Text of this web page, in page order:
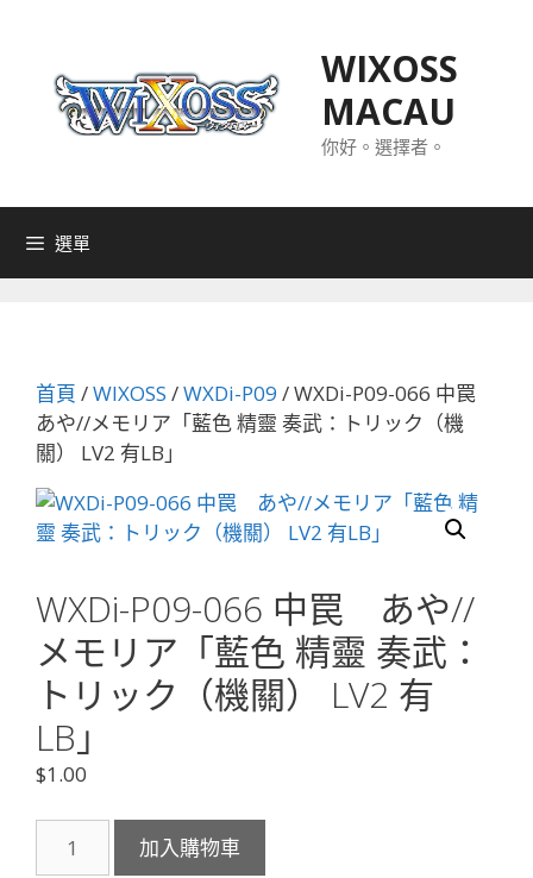
WIXOSS
MACAU
你好。選擇者。
選單
首頁 /WIXOSS /WXDi-P09 / WXDi-P09-066 中罠
あや//メモリア「藍色 精靈 奏武：トリック（機
關） LV2 有LB」
WXDi-P09-066 中罠 あや//
メモリア「藍色 精靈 奏武：
トリック（機關） LV2 有
LB」
$1.00
P09-
加入購物車